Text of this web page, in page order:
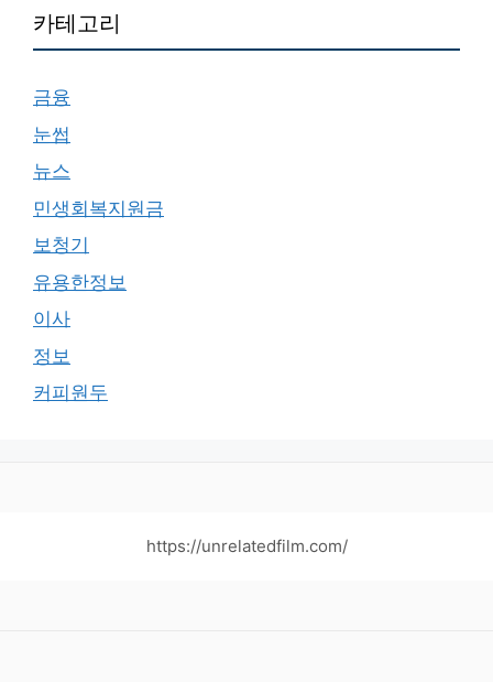
카테고리
금융
눈썹
뉴스
민생회복지원금
보청기
유용한정보
이사
정보
커피원두
https://unrelatedfilm.com/